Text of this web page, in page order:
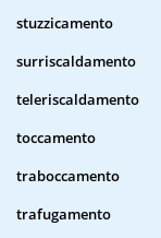
stuzzicamento
surriscaldamento
teleriscaldamento
toccamento
traboccamento
trafugamento